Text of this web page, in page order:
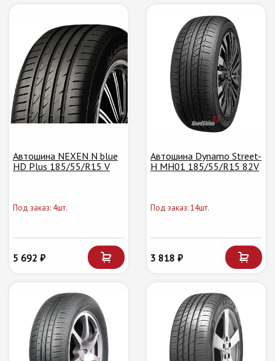
Автошина NEXEN N blue
HD Plus 185/55/R15 V
Под заказ: 4шт.
5 692 ₽
Автошина Dynamo Street-
H MH01 185/55/R15 82V
Под заказ: 14шт.
3 818 ₽